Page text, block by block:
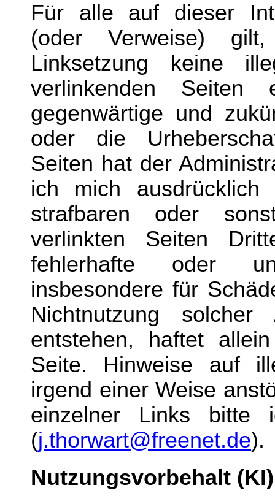
Für alle auf dieser
(oder Verweise)
Linksetzung keine
verlinkenden
gegenwärtige und
oder die
Seiten hat der
ich mich
strafbaren oder
verlinkten Seiten
fehlerhafte oder
insbesondere für
Nichtnutzung
entstehen, haftet
Seite. Hinweise auf
irgend einer Weise
einzelner Links bitte
(j.thorwart@freenet.de).
Nutzungsvorbehalt (KI)